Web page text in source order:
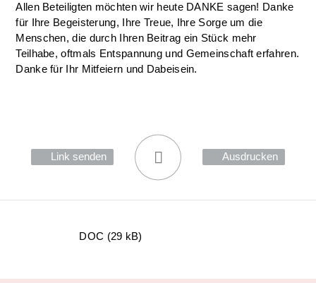
Allen Beteiligten möchten wir heute DANKE sagen! Danke
für Ihre Begeisterung, Ihre Treue, Ihre Sorge um die
Menschen, die durch Ihren Beitrag ein Stück mehr
Teilhabe, oftmals Entspannung und Gemeinschaft erfahren.
Danke für Ihr Mitfeiern und Dabeisein.
Link senden Ausdrucken
DOC (29 kB)